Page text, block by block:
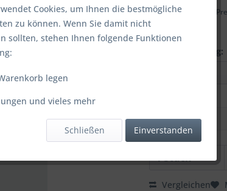
Letzter niedrigster
Farbbezeichnung:
Vergleichen
Cookies, um Ihnen die bestmögliche
zu können. Wenn Sie damit nicht
sollten, stehen Ihnen folgende Funktionen
legen
und vieles mehr
Einverstanden
Schließen